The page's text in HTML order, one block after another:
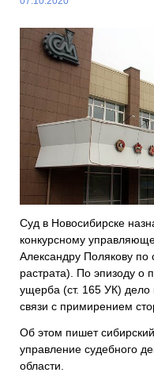
Суд в Новосибирске
конкурсному
Александру Полякову
растрата). По эпизоду о
ущерба (ст. 165 УК) дело
связи с примирением
Об этом пишет сибирский
управление судебного
области.